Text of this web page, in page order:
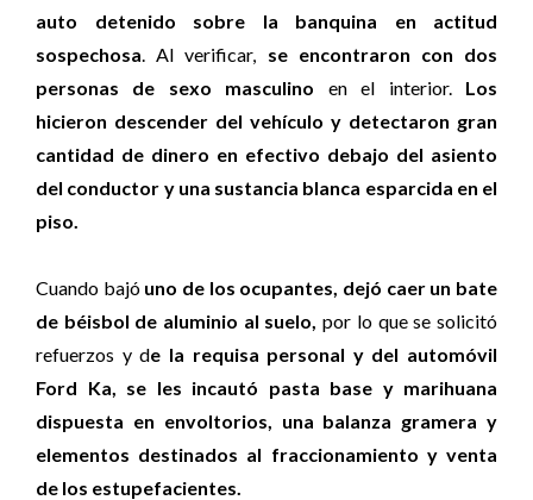
auto detenido sobre la banquina en actitud
sospechosa. Al verificar, se encontraron con dos
personas de sexo masculino en el interior. Los
hicieron descender del vehículo y detectaron gran
cantidad de dinero en efectivo debajo del asiento
del conductor y una sustancia blanca esparcida en el
piso.
Cuando bajó uno de los ocupantes, dejó caer un bate
de béisbol de aluminio al suelo, por lo que se solicitó
refuerzos y de la requisa personal y del automóvil
Ford Ka, se les incautó pasta base y marihuana
dispuesta en envoltorios, una balanza gramera y
elementos destinados al fraccionamiento y venta
de los estupefacientes.